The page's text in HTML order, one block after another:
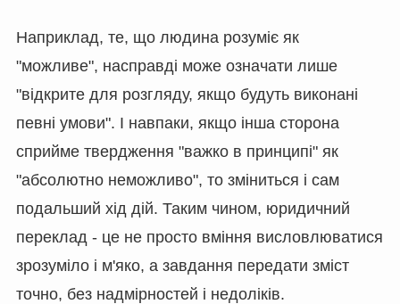
Наприклад, те, що людина розуміє як
"можливе", насправді може означати лише
"відкрите для розгляду, якщо будуть виконані
певні умови". І навпаки, якщо інша сторона
сприйме твердження "важко в принципі" як
"абсолютно неможливо", то зміниться і сам
подальший хід дій. Таким чином, юридичний
переклад - це не просто вміння висловлюватися
зрозуміло і м'яко, а завдання передати зміст
точно, без надмірностей і недоліків.